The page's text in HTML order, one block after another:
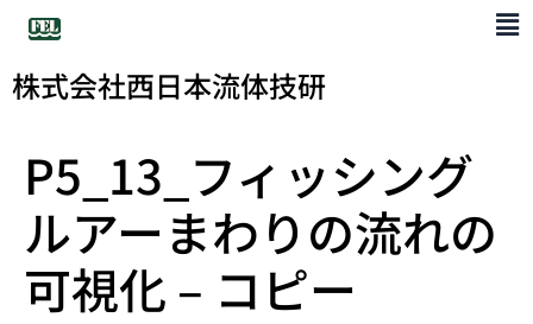
株式会社西日本流体技研
P5_13_フィッシング
ルアーまわりの流れの
可視化 – コピー